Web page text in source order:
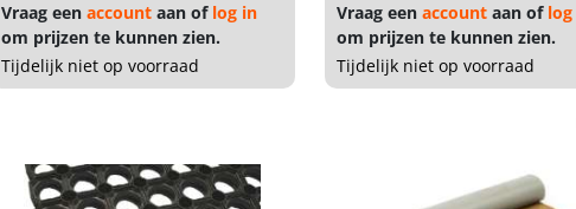
Vraag een accountaan of log in
om prijzen te kunnen zien.
Tijdelijk niet op voorraad
Vraag eenaccount aan of
om prijzen te kunnen zien.
Tijdelijk niet op voorraad